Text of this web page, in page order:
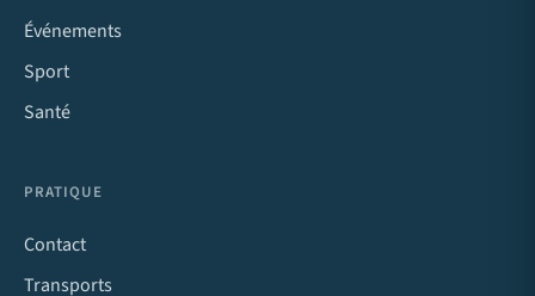
Événements
Sport
Santé
PRATIQUE
Contact
Transports